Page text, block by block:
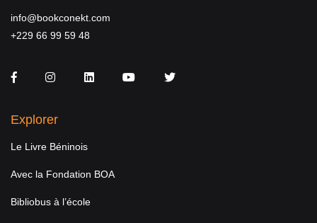
info@bookconekt.com
+229 66 99 59 48
FacebookInstagramLinkedInYou TubeTwitter
Explorer
Le Livre Béninois
Avec la Fondation BOA
Bibliobus à l’école